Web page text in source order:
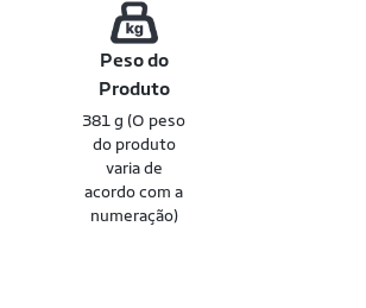
Peso do
Produto
381 g (O peso
do produto
varia de
acordo com a
numeração)